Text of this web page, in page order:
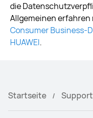
die
Allgemeinen
Consumer Business-
HUAWEI.
Startseite Support